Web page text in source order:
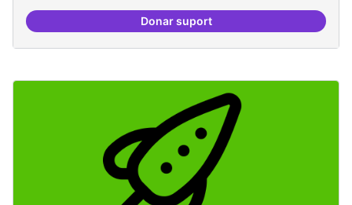
Donar suportTemes: Intel·ligència artificial